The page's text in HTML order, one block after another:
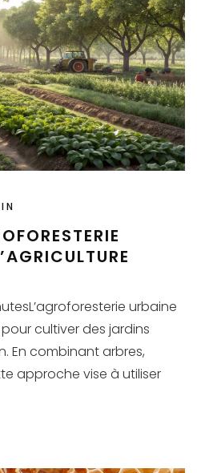
urbaine
cultiver des jardins
En combinant arbres,
approche vise à utiliser